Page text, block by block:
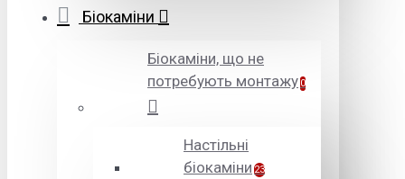
Біокаміни
Біокаміни, що не
потребують монтажу 0
Настільні
біокаміни 23